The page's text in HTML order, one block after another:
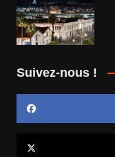
Suivez-nous !